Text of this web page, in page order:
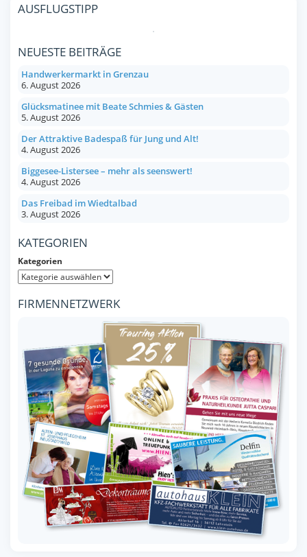
AUSFLUGSTIPP
NEUESTE BEITRÄGE
Handwerkermarkt in Grenzau
6. August 2026
Glücksmatinee mit Beate Schmies & Gästen
5. August 2026
Der Attraktive Badespaß für Jung und Alt!
4. August 2026
Biggesee-Listersee – mehr als seenswert!
4. August 2026
Das Freibad im Wiedtalbad
3. August 2026
KATEGORIEN
Kategorien
FIRMENNETZWERK